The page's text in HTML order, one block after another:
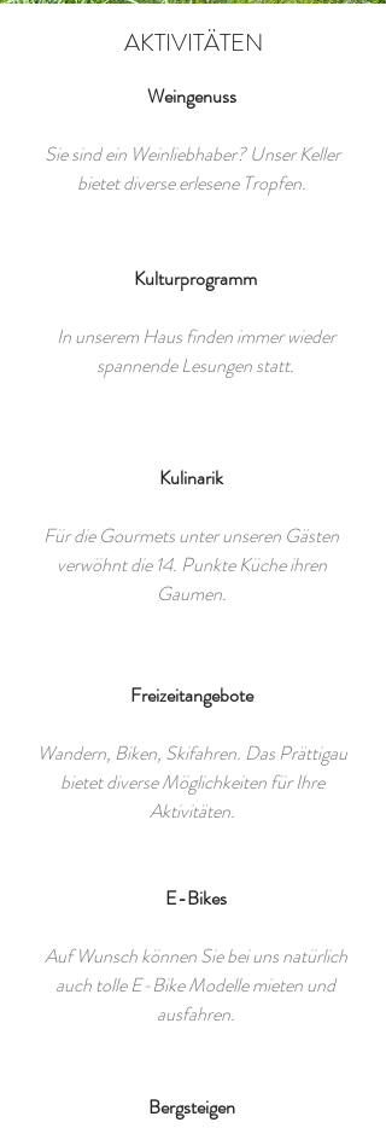
AKTIVITÄTEN
Weingenuss
Sie sind ein Weinliebhaber? Unser Keller
bietet diverse erlesene Tropfen.
Kulturprogramm
In unserem Haus finden immer wieder
spannende Lesungen statt.
Kulinarik
Für die Gourmets unter unseren Gästen
verwöhnt die 14. Punkte Küche ihren
Gaumen.
Freizeitangebote
Wandern, Biken, Skifahren. Das Prättigau
bietet diverse Möglichkeiten für Ihre
Aktivitäten.
E-Bikes
Auf Wunsch können Sie bei uns natürlich
auch tolle E-Bike Modelle mieten und
ausfahren.
Bergsteigen